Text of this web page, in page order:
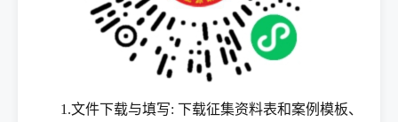
1.文件下载与填写: 下载征集资料表和案例模板、